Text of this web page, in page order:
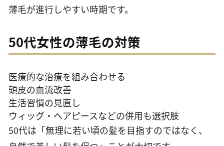
薄毛が進行しやすい時期です。
50代女性の薄毛の対策
医療的な治療を組み合わせる
頭皮の血流改善
生活習慣の見直し
ウィッグ・ヘアピースなどの併用も選択肢
50代は「無理に若い頃の髪を目指すのではなく、